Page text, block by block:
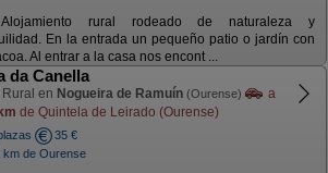
rural rodeado de naturaleza y
En la entrada un pequeño patio o jardín con
Al entrar a la casa nos encont ...
da Canella
en Nogueira de Ramuín (Ourense)
a
de Quintela de Leirado (Ourense)
35 €
km de Ourense